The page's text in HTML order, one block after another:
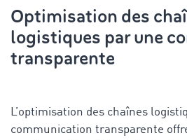
Optimisation des
logistiques par une
transparente
L’optimisation des chaînes
communication transparente